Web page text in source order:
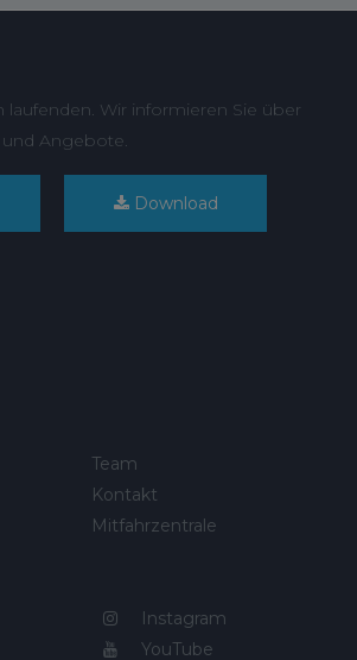
laufenden. Wir informieren Sie über
und Angebote.
Download
Team
Kontakt
Mitfahrzentrale
Instagram
YouTube